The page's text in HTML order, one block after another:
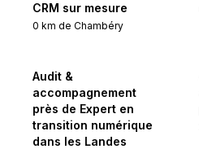
CRM sur mesure
0 km de Chambéry
Audit &
accompagnement
près de Expert en
transition numérique
dans les Landes